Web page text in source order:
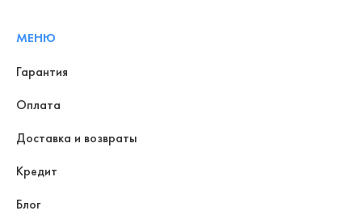
МЕНЮ
Гарантия
Оплата
Доставка и возвраты
Кредит
Блог